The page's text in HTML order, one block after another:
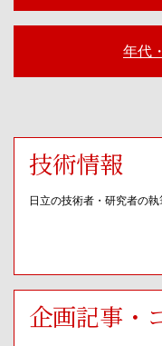
年代
技術情報
日立の技術者・研究者の
企画記事・